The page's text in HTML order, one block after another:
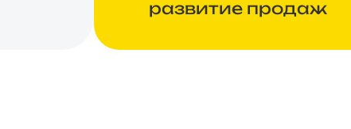
развитие продаж